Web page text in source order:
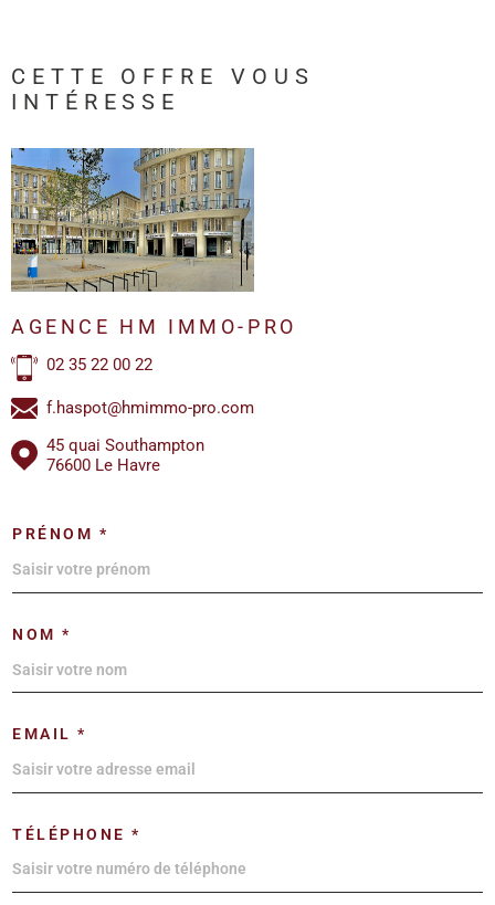
CETTE OFFRE
VOUS
INTÉRESSE
AGENCE HM IMMO-PRO
02 35 22 00 22
f.haspot@hmimmo-pro.com
45 quai Southampton
76600 Le Havre
PRÉNOM *
NOM *
EMAIL *
TÉLÉPHONE *